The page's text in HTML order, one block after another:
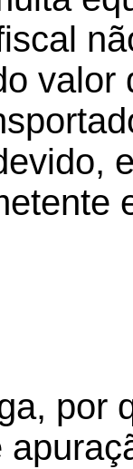
por